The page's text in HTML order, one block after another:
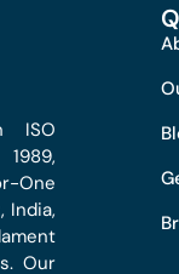
ISO
One
India,
Our